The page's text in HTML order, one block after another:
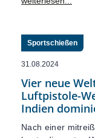
Sportschießen
31.08.2024
Vier neue
Luftpistole-
Indien
Nach einer